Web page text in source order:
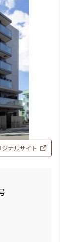
ジナルサイト